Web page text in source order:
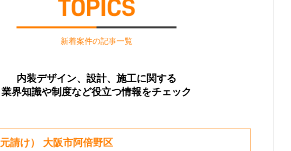
新着案件の記事一覧
内装デザイン、設計、施工に関する
業界知識や制度など役立つ情報をチェック
請け） 大阪市阿倍野区